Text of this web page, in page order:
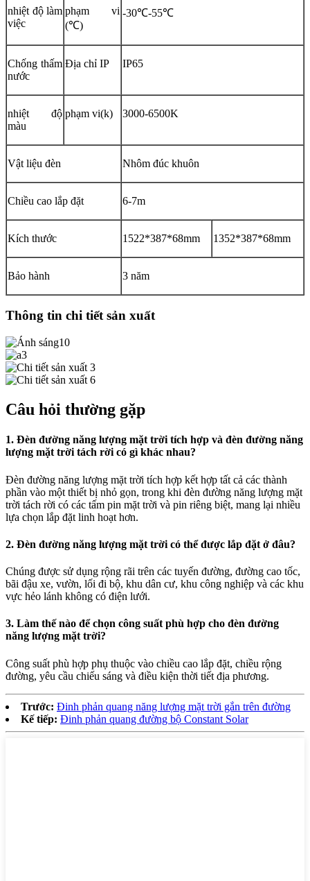
nhiệt độ làm
việc
phạm vi
(℃)
-30℃-55℃
Chống thấm
nước
Địa chỉ IP IP65
nhiệt độ
màu
phạm vi(k) 3000-6500K
Vật liệu đèn Nhôm đúc khuôn
Chiều cao lắp đặt 6-7m
Kích thước 1522*387*68mm 1352*387*68mm
Bảo hành 3 năm
Thông tin chi tiết sản xuất
Câu hỏi thường gặp
1. Đèn đường năng lượng mặt trời tích hợp và đèn đường năng
lượng mặt trời tách rời có gì khác nhau?
Đèn đường năng lượng mặt trời tích hợp kết hợp tất cả các thành
phần vào một thiết bị nhỏ gọn, trong khi đèn đường năng lượng mặt
trời tách rời có các tấm pin mặt trời và pin riêng biệt, mang lại nhiều
lựa chọn lắp đặt linh hoạt hơn.
2. Đèn đường năng lượng mặt trời có thể được lắp đặt ở đâu?
Chúng được sử dụng rộng rãi trên các tuyến đường, đường cao tốc,
bãi đậu xe, vườn, lối đi bộ, khu dân cư, khu công nghiệp và các khu
vực hẻo lánh không có điện lưới.
3. Làm thế nào để chọn công suất phù hợp cho đèn đường
năng lượng mặt trời?
Công suất phù hợp phụ thuộc vào chiều cao lắp đặt, chiều rộng
đường, yêu cầu chiếu sáng và điều kiện thời tiết địa phương.
Trước: Đinh phản quang năng lượng mặt trời gắn trên đường
Kế tiếp: Đinh phản quang đường bộ Constant Solar